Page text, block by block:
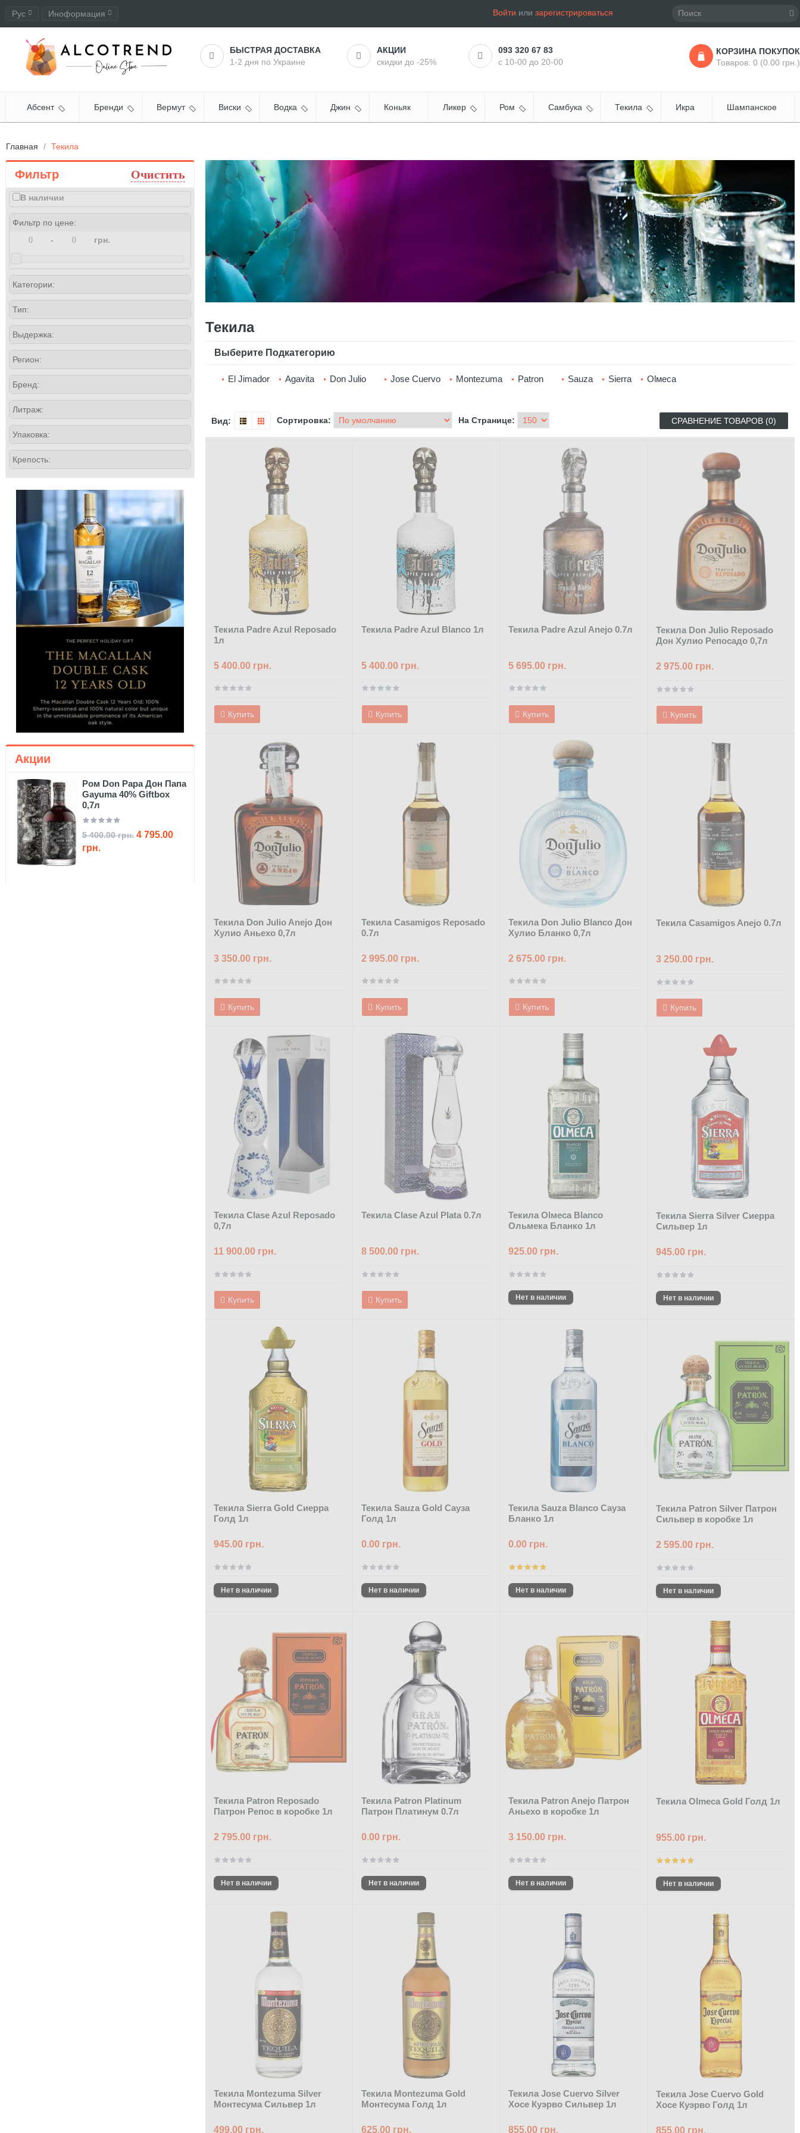
Рус Иноформация Войти илизарегистрироваться
БЫСТРАЯ ДОСТАВКА
1-2 дня по Украине
АКЦИИ
скидки до -25%
093 320 67 83
с 10-00 до 20-00
КОРЗИНА ПОКУПОК
Товаров: 0 (0.00 грн.)
Абсент Бренди Вермут Виски Водка Джин Коньяк Ликер Ром Самбука Текила Икра Шампанское
Главная Текила
Фильтр Очистить
В наличии
Фильтр по цене:
-
грн.
Категории:
Тип:
Выдержка:
Регион:
Бренд:
Литраж:
Упаковка:
Крепость:
Акции
Ром Don Papa Дон Папа
Gayuma 40% Giftbox
0,7л
5 400.00 грн. 4 795.00
грн.
Текила
Выберите Подкатегорию
El Jimador Agavita Don Julio Jose Cuervo Montezuma Patron Sauza Sierra Оlмеса
Вид: СРАВНЕНИЕ ТОВАРОВ (0)
Сортировка: На Странице:
Текила Padre Azul Reposado
1л
5 400.00 грн.
Купить
Текила Padre Azul Blanco 1л
5 400.00 грн.
Купить
Текила Padre Azul Anejo 0.7л
5 695.00 грн.
Купить
Текила Don Julio Reposado
Дон Хулио Репосадо 0,7л
2 975.00 грн.
Купить
Текила Don Julio Anejo Дон
Хулио Аньехо 0,7л
3 350.00 грн.
Купить
Текила Casamigos Reposado
0.7л
2 995.00 грн.
Купить
Текила Don Julio Blanco Дон
Хулио Бланко 0,7л
2 675.00 грн.
Купить
Текила Casamigos Anejo 0.7л
3 250.00 грн.
Купить
Текила Clase Azul Reposado
0,7л
11 900.00 грн.
Купить
Текила Clase Azul Plata 0.7л
8 500.00 грн.
Купить
Текила Оlмеса Blanco
Ольмека Бланко 1л
925.00 грн.
Текила Sierra Silver Сиерра
Сильвер 1л
945.00 грн.
Текила Sierra Gold Сиерра
Голд 1л
945.00 грн.
Текила Sauza Gold Сауза
Голд 1л
0.00 грн.
Текила Sauza Blanco Сауза
Бланко 1л
0.00 грн.
Текила Patron Silver Патрон
Сильвер в коробке 1л
2 595.00 грн.
Текила Patron Reposado
Патрон Репос в коробке 1л
2 795.00 грн.
Текила Patron Platinum
Патрон Платинум 0.7л
0.00 грн.
Текила Patron Anejo Патрон
Аньехо в коробке 1л
3 150.00 грн.
Текила Olmeca Gold Голд 1л
955.00 грн.
Текила Montezuma Silver
Монтесума Сильвер 1л
499.00 грн.
Текила Montezuma Gold
Монтесума Голд 1л
625.00 грн.
Текила Jose Cuervo Silver
Хосе Куэрво Сильвер 1л
855.00 грн.
Текила Jose Cuervo Gold
Хосе Куэрво Голд 1л
855.00 грн.